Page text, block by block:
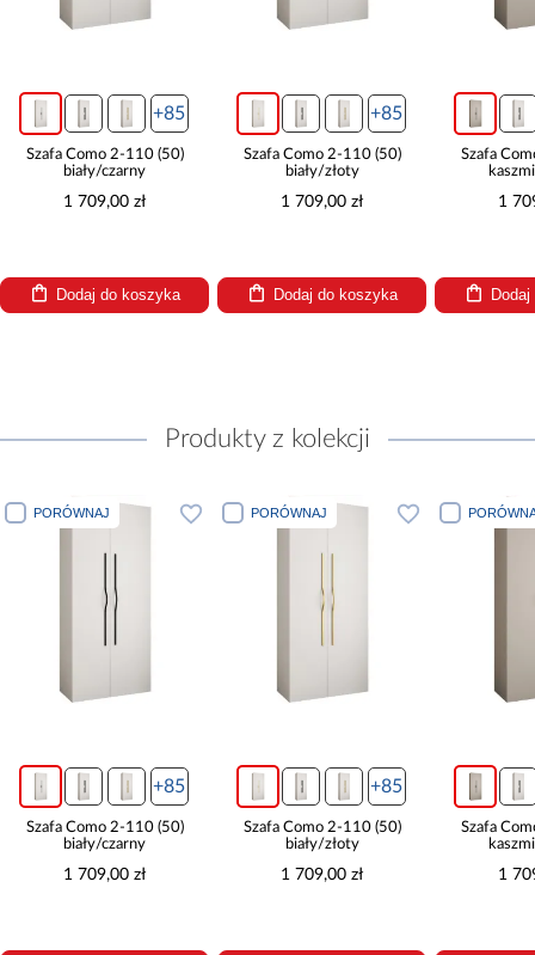
+85
Szafa Como 2-110 (50)
biały/czarny
1 709,00 zł
Dodaj do koszyka
+85
Szafa Como 2-110 (50)
biały/złoty
1 709,00 zł
Dodaj do koszyka
Szafa
1
Produkty z kolekcji
PORÓWNAJ
+85
Szafa Como 2-110 (50)
biały/czarny
1 709,00 zł
PORÓWNAJ
+85
Szafa Como 2-110 (50)
biały/złoty
1 709,00 zł
Szafa
1